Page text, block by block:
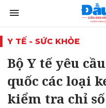
Y TẾ - SỨC KHỎE
Bộ Y tế yêu
quốc các loại
kiểm tra chỉ số